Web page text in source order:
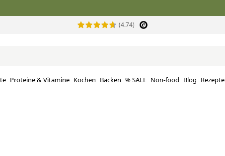
(4.74)
Proteine ​​& Vitamine Kochen Backen % SALE Non-food Blog Rezepte